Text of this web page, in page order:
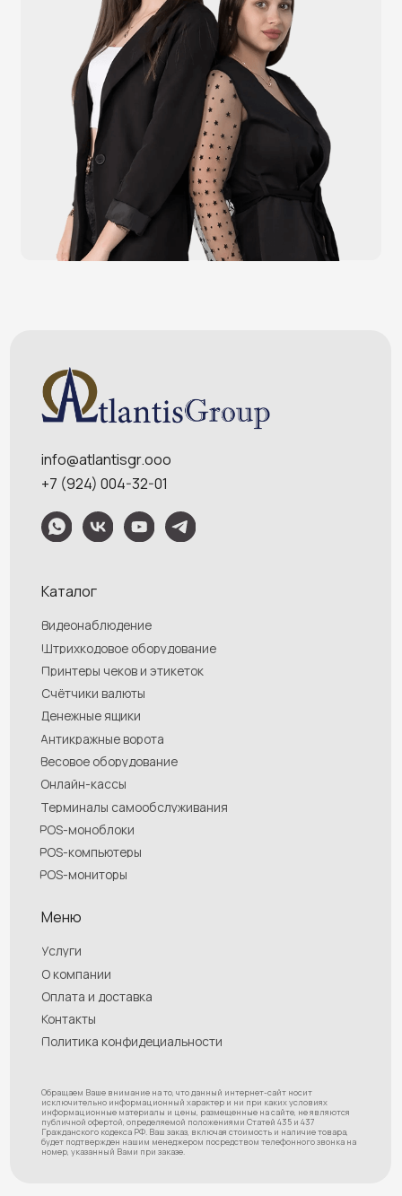
Видеонаблюдение
Принтеры чеков и этикеток
Контакты
Политика конфидециальности
Штрихкодовое оборудование
Весовое оборудование
Счётчики валюты
Терминалы самообслуживания
Денежные ящики
Онлайн-кассы
Антикражные ворота
Обращаем Ваше внимание на то, что данный интернет-сайт носит
публичной офертой, определяемой положениями Статей 435 и 437
Гражданского кодекса РФ. Ваш заказ, включая стоимость и наличие товара,
будет подтвержден нашим менеджером посредством телефонного звонка на
номер, указанный Вами при заказе.
POS-компьютеры
POS-моноблоки
POS-мониторы